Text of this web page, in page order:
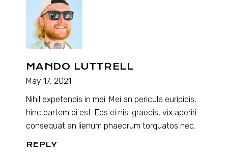
MANDO LUTTRELL
May 17, 2021
Nihil expetendis in mei. Mei an pericula euripidis,
hinc partem ei est. Eos ei nisl graecis, vix aperiri
consequat an lienum phaedrum torquatos nec.
REPLY